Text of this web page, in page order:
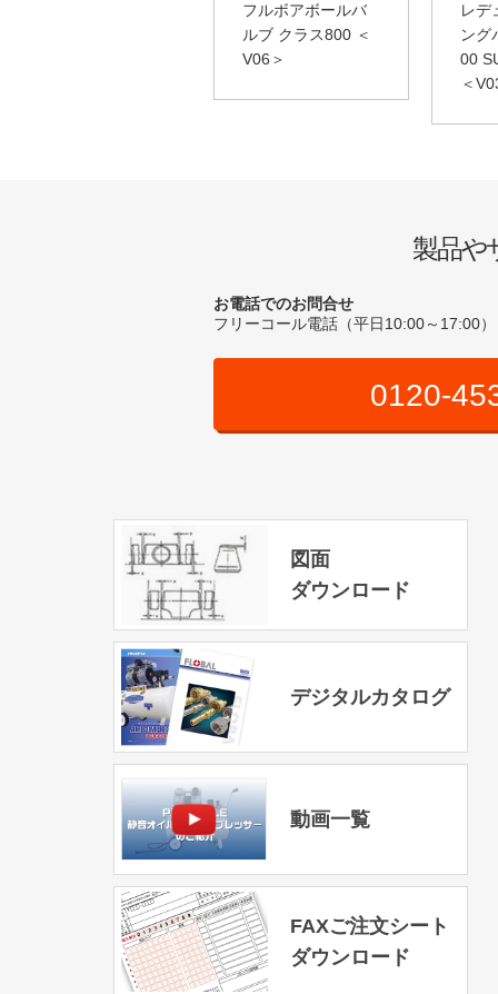
フルボアボールバ
ルブ クラス800 ＜
V06＞
レデ
ング
00
＜
製品や
お電話でのお問合せ
フリーコール電話（平日10:00～17:00）
0120-
図面
ダウンロード
デジタルカタログ
動画一覧
FAXご注文シート
ダウンロード